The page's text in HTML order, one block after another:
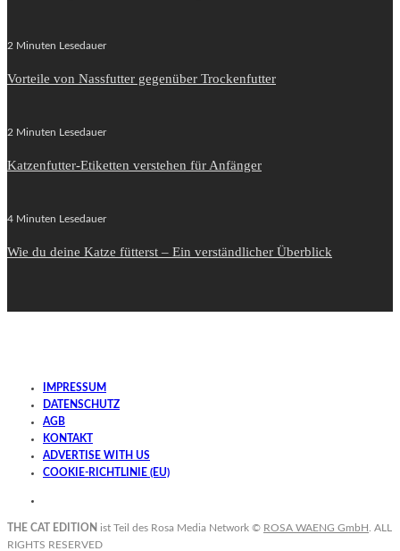
2 Minuten Lesedauer
Vorteile von Nassfutter gegenüber Trockenfutter
2 Minuten Lesedauer
Katzenfutter-Etiketten verstehen für Anfänger
4 Minuten Lesedauer
Wie du deine Katze fütterst – Ein verständlicher Überblick
IMPRESSUM
DATENSCHUTZ
AGB
KONTAKT
ADVERTISE WITH US
COOKIE-RICHTLINIE (EU)
THE CAT EDITION ist Teil des Rosa Media Network © ROSA WAENG GmbH . ALL
RIGHTS RESERVED